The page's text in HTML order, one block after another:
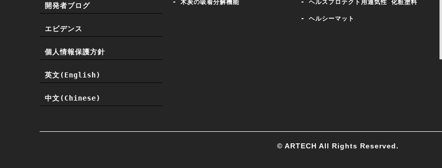
開発者ブログ
エビデンス
個人情報保護方針
英文(English)
中文(Chinese)
- 木炭の吸着分解機能 - ヘルスプロテクト用通気性 化粧塗料
- ヘルシーマット
© ARTECH All Rights Reserved.